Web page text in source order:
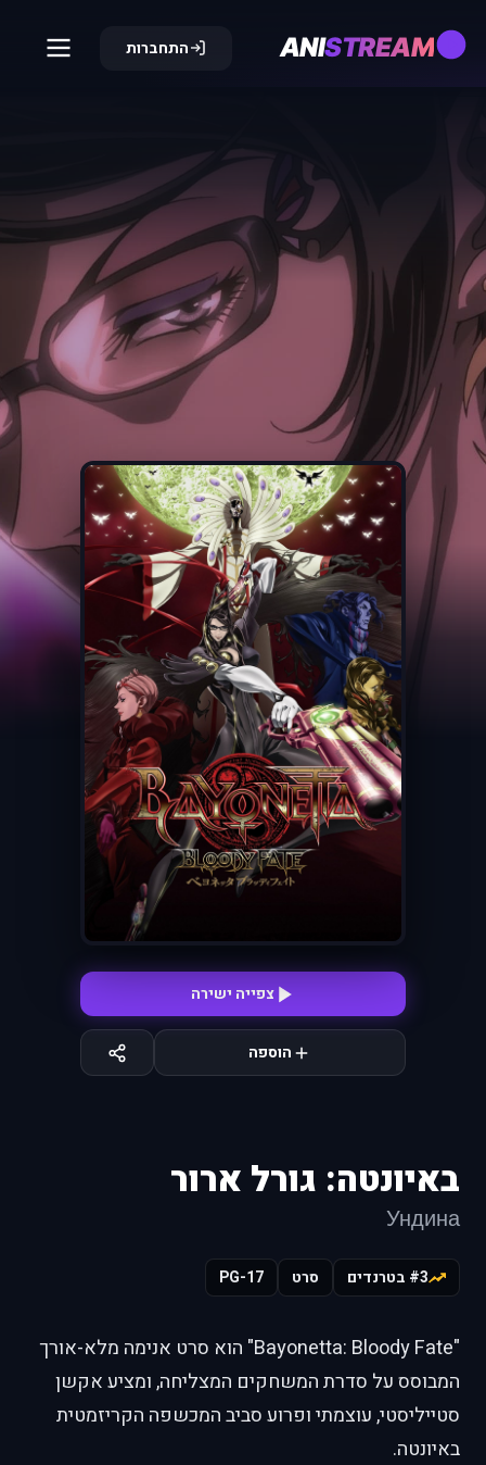
ANISTREAM התחברות
צפייה ישירה
הוספה
באיונטה: גורל ארור
Ундина
#3 בטרנדים סרט PG-17
"Bayonetta: Bloody Fate" הוא סרט אנימה מלא-אורך
המבוסס על סדרת המשחקים המצליחה, ומציע אקשן
סטייליסטי, עוצמתי ופרוע סביב המכשפה הקריזמטית
באיונטה.